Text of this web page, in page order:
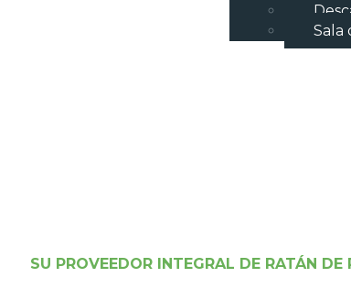
Sala
SU PROVEEDOR INTEGRAL DE RATÁN